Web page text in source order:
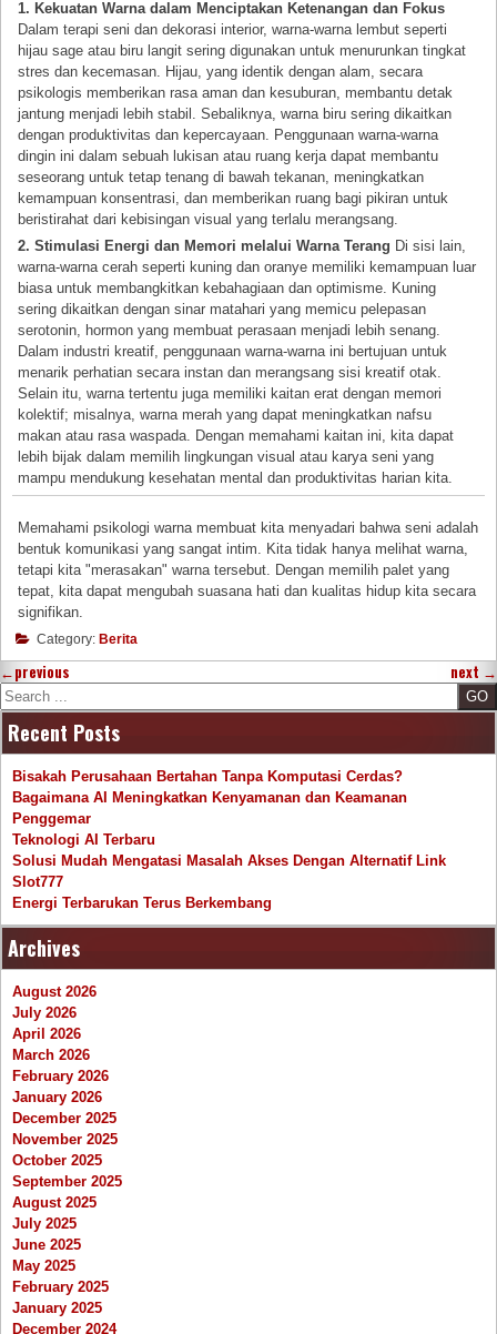
1. Kekuatan Warna dalam Menciptakan Ketenangan dan Fokus
Dalam terapi seni dan dekorasi interior, warna-warna lembut seperti
hijau sage atau biru langit sering digunakan untuk menurunkan tingkat
stres dan kecemasan. Hijau, yang identik dengan alam, secara
psikologis memberikan rasa aman dan kesuburan, membantu detak
jantung menjadi lebih stabil. Sebaliknya, warna biru sering dikaitkan
dengan produktivitas dan kepercayaan. Penggunaan warna-warna
dingin ini dalam sebuah lukisan atau ruang kerja dapat membantu
seseorang untuk tetap tenang di bawah tekanan, meningkatkan
kemampuan konsentrasi, dan memberikan ruang bagi pikiran untuk
beristirahat dari kebisingan visual yang terlalu merangsang.
2. Stimulasi Energi dan Memori melalui Warna Terang Di sisi lain,
warna-warna cerah seperti kuning dan oranye memiliki kemampuan luar
biasa untuk membangkitkan kebahagiaan dan optimisme. Kuning
sering dikaitkan dengan sinar matahari yang memicu pelepasan
serotonin, hormon yang membuat perasaan menjadi lebih senang.
Dalam industri kreatif, penggunaan warna-warna ini bertujuan untuk
menarik perhatian secara instan dan merangsang sisi kreatif otak.
Selain itu, warna tertentu juga memiliki kaitan erat dengan memori
kolektif; misalnya, warna merah yang dapat meningkatkan nafsu
makan atau rasa waspada. Dengan memahami kaitan ini, kita dapat
lebih bijak dalam memilih lingkungan visual atau karya seni yang
mampu mendukung kesehatan mental dan produktivitas harian kita.
Memahami psikologi warna membuat kita menyadari bahwa seni adalah
bentuk komunikasi yang sangat intim. Kita tidak hanya melihat warna,
tetapi kita "merasakan" warna tersebut. Dengan memilih palet yang
tepat, kita dapat mengubah suasana hati dan kualitas hidup kita secara
signifikan.
Category: Berita
←previous next →
Search
Recent Posts
Bisakah Perusahaan Bertahan Tanpa Komputasi Cerdas?
Bagaimana AI Meningkatkan Kenyamanan dan Keamanan
Penggemar
Teknologi AI Terbaru
Solusi Mudah Mengatasi Masalah Akses Dengan Alternatif Link
Slot777
Energi Terbarukan Terus Berkembang
Archives
August 2026
July 2026
April 2026
March 2026
February 2026
January 2026
December 2025
November 2025
October 2025
September 2025
August 2025
July 2025
June 2025
May 2025
February 2025
January 2025
December 2024